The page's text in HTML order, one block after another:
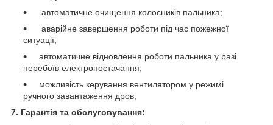
автоматичне очищення колосників пальника;
аварійне завершення роботи під час пожежної
ситуації;
автоматичне відновлення роботи пальника у разі
перебоїв електропостачання;
можливість керування вентилятором у режимі
ручного завантаження дров;
7. Гарантія та обслуговування: